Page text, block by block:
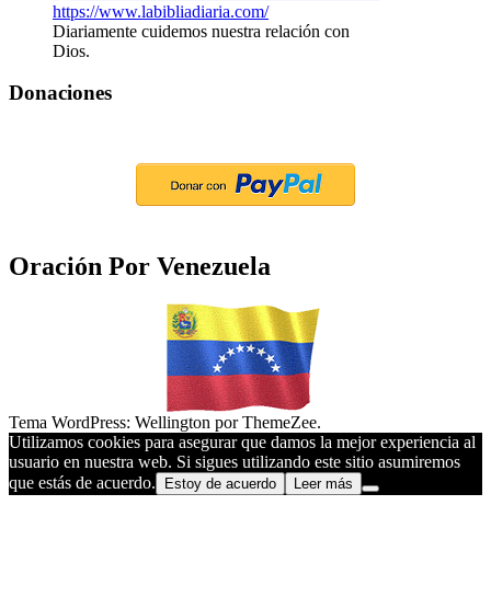
Diariamente cuidemos nuestra relación con
Dios.
Donaciones
Oración Por Venezuela
Tema WordPress: Wellington por ThemeZee.
Utilizamos cookies para asegurar que damos la mejor experiencia al
usuario en nuestra web. Si sigues utilizando este sitio asumiremos
que estás de acuerdo.
Estoy de acuerdo Leer más